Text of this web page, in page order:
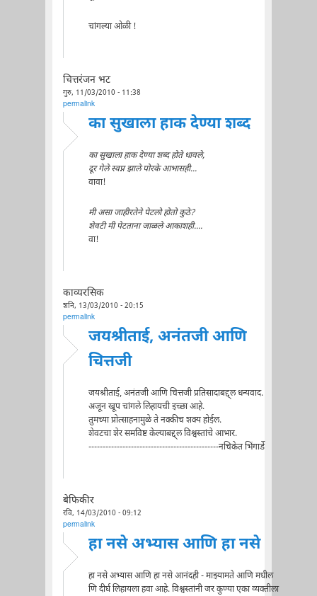
चांगल्या ओळी !
चित्तरंजन भट
गुरु, 11/03/2010 - 11:38
permalink
का सुखाला हाक देण्या शब्द
का सुखाला हाक देण्या शब्द होते धावले,
दूर गेले स्वप्न झाले पोरके आभासही...
वावा!
मी असा जाहीरतेने पेटलो होतो कुठे?
शेवटी मी पेटताना जाळले आकाशही....
वा!
काव्यरसिक
शनि, 13/03/2010 - 20:15
permalink
जयश्रीताई, अनंतजी आणि
चित्तजी
जयश्रीताई, अनंतजी आणि चित्तजी प्रतिसादाबद्द्ल धन्यवाद.
अजून खूप चांगले लिहायची इच्छा आहे.
तुमच्या प्रोत्साहनामुळे ते नक्कीच शक्य होईल.
शेवटचा शेर समविष्ट केल्याबद्द्ल विश्वस्तांचे आभार.
----------------------------------------------नचिकेत भिंगार्डे
बेफिकीर
रवि, 14/03/2010 - 09:12
permalink
हा नसे अभ्यास आणि हा नसे
हा नसे अभ्यास आणि हा नसे आनंदही - माझ्यामते आणि मधील
णि दीर्घ लिहायला हवा आहे. विश्वस्तांनी जर कुण्या एका व्यक्तीला